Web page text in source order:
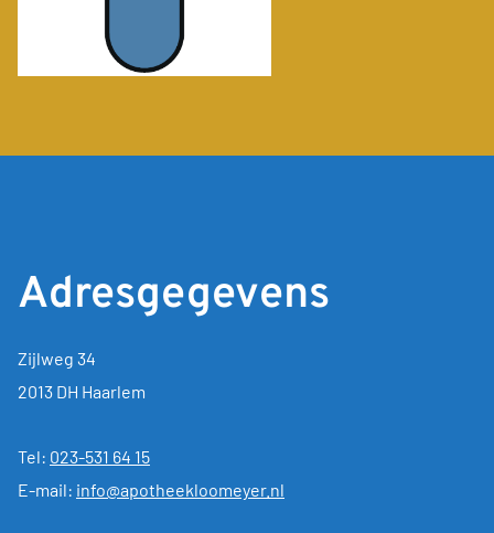
Adresgegevens
Zijlweg 34
2013 DH Haarlem
Tel: 023-531 64 15
E-mail: info@apotheekloomeyer.nl